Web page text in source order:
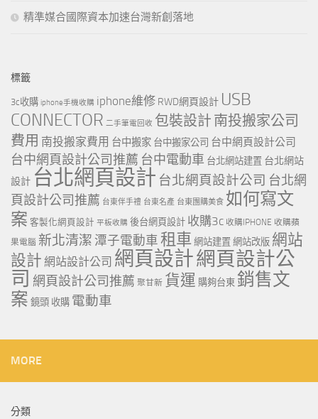
精準媒合國際資本加速台灣新創落地
標籤
3c收購 iphone手機收購 iphone維修 RWD網頁設計 USB
CONNECTOR 二手筆電回收 包裝設計 南投搬家公司
費用 南投搬家費用 台中搬家 台中搬家公司 台中網頁設計公司
台中網頁設計公司推薦 台中電動車 台北網站建置 台北網站
設計 台北網頁設計 台北網頁設計公司 台北網
頁設計公司推薦 台東伴手禮 台東名產 台東團購美食 如何寫文
案 客製化網頁設計 平板收購 後台網頁設計 收購3c 收購IPHONE 收購蘋
果電腦 新北清潔 潭子電動車租車 網站建置 網站改版 網站
設計 網站設計公司 網頁設計網頁設計公
司 網頁設計公司推薦 聚甘新 貨運 購夠台東 銷售文
案 鏡頭 收購 電動車
MORE
分類